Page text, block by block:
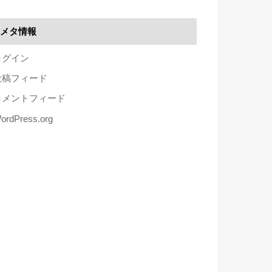
メタ情報
グイン
稿フィード
メントフィード